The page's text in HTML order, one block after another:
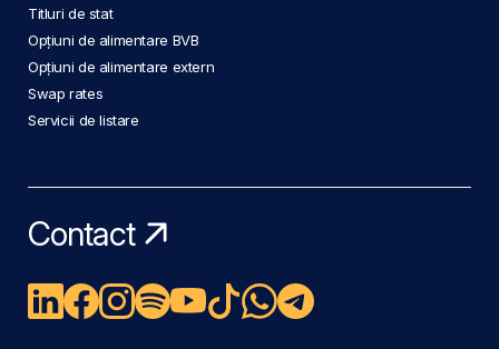
Titluri de stat
Opțiuni de alimentare BVB
Opțiuni de alimentare extern
Swap rates
Servicii de listare
Contact